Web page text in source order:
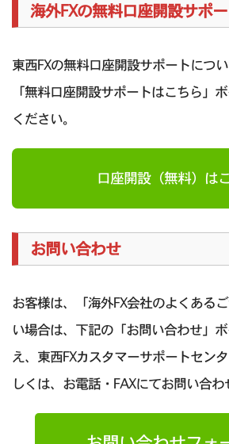
海外FXの無料口座開設サポ
東西FXの無料口座開設サポートにつ
「無料口座開設サポートはこちら」
ください。
口座開設（無料）は
お問い合わせ
お客様は、「海外FX会社のよくある
い場合は、下記の「お問い合わせ」
え、東西FXカスタマーサポートセン
しくは、お電話・FAXにてお問い合わ